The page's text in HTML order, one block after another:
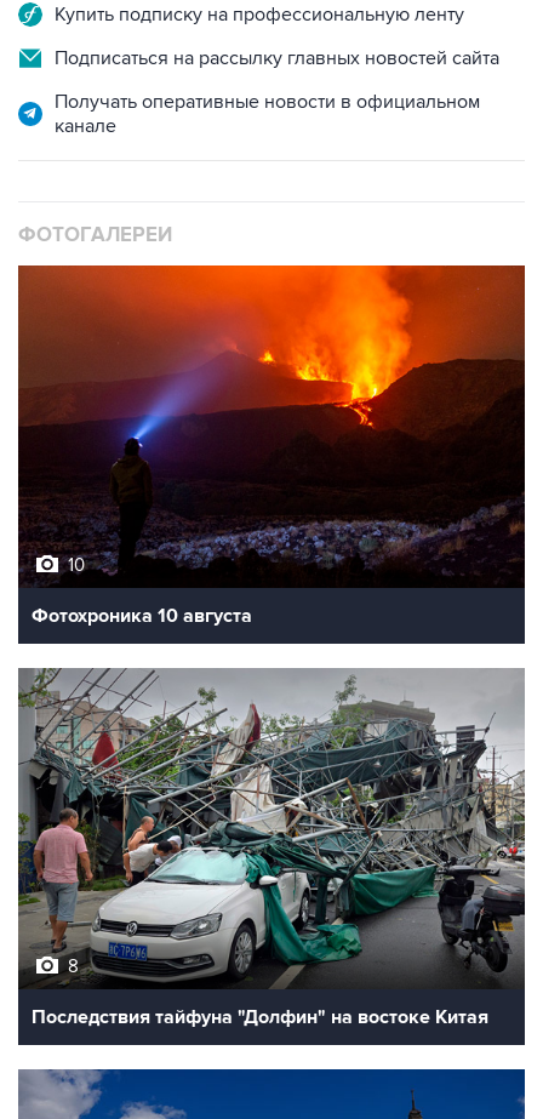
Купить подписку на профессиональную ленту
Подписаться на рассылку главных новостей сайта
Получать оперативные новости в официальном
канале
ФОТОГАЛЕРЕИ
10
Фотохроника 10 августа
8
Последствия тайфуна "Долфин" на востоке Китая